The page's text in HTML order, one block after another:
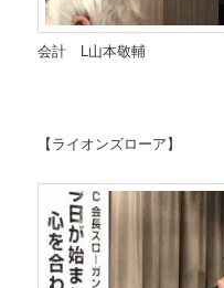
会計 L山本敬輔
【ライオンズローア】